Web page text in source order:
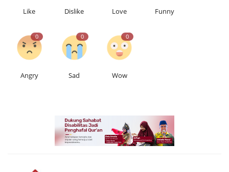
Like Dislike Love Funny
0
Angry
0
Sad
0
Wow